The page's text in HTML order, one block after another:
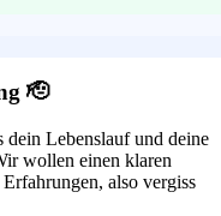
🫡
dein Lebenslauf und deine
wollen einen klaren
also vergiss